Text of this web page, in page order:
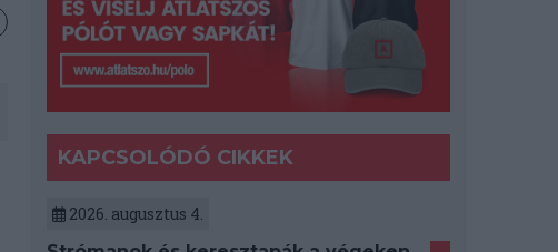
KAPCSOLÓDÓ CIKKEK
2026. augusztus 4.